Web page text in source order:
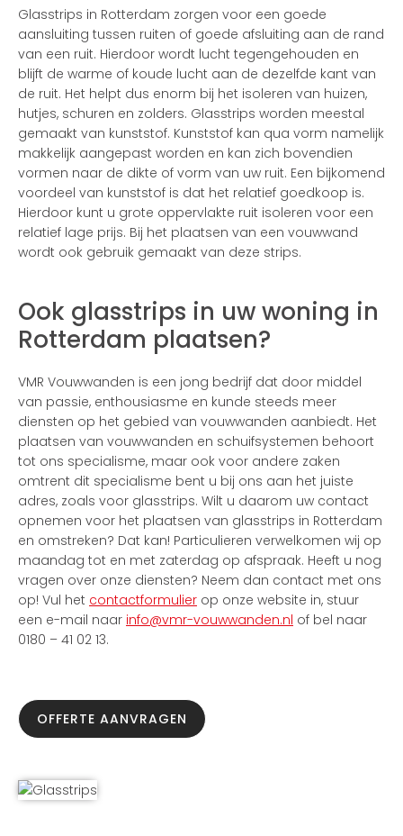
Glasstrips in Rotterdam zorgen voor een goede
aansluiting tussen ruiten of goede afsluiting aan de rand
van een ruit. Hierdoor wordt lucht tegengehouden en
blijft de warme of koude lucht aan de dezelfde kant van
de ruit. Het helpt dus enorm bij het isoleren van huizen,
hutjes, schuren en zolders. Glasstrips worden meestal
gemaakt van kunststof. Kunststof kan qua vorm namelijk
makkelijk aangepast worden en kan zich bovendien
vormen naar de dikte of vorm van uw ruit. Een bijkomend
voordeel van kunststof is dat het relatief goedkoop is.
Hierdoor kunt u grote oppervlakte ruit isoleren voor een
relatief lage prijs. Bij het plaatsen van een vouwwand
wordt ook gebruik gemaakt van deze strips.
Ook glasstrips in uw woning in
Rotterdam plaatsen?
VMR Vouwwanden is een jong bedrijf dat door middel
van passie, enthousiasme en kunde steeds meer
diensten op het gebied van vouwwanden aanbiedt. Het
plaatsen van vouwwanden en schuifsystemen behoort
tot ons specialisme, maar ook voor andere zaken
omtrent dit specialisme bent u bij ons aan het juiste
adres, zoals voor glasstrips. Wilt u daarom uw contact
opnemen voor het plaatsen van glasstrips in Rotterdam
en omstreken? Dat kan! Particulieren verwelkomen wij op
maandag tot en met zaterdag op afspraak. Heeft u nog
vragen over onze diensten? Neem dan contact met ons
op! Vul het contactformulier op onze website in, stuur
een e-mail naar info@vmr-vouwwanden.nl of bel naar
0180 – 41 02 13.
OFFERTE AANVRAGEN